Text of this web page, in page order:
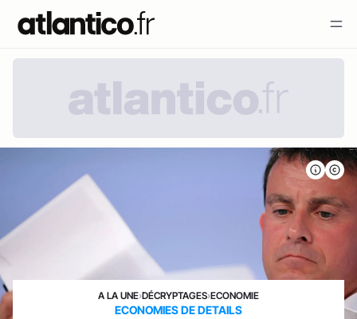
A LA UNE›DÉCRYPTAGES›ECONOMIE
ECONOMIES DE DETAILS